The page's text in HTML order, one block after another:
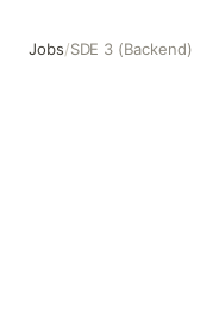
Jobs/SDE 3 (Backend)